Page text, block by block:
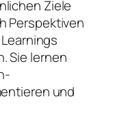
Ziele
Perspektiven
Sie lernen
und